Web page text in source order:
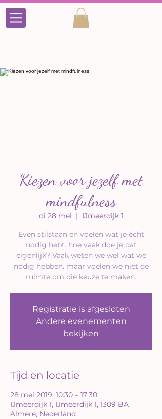
Kiezen voor jezelf met
mindfulness
di 28 mei
  |
IJmeerdijk 1
Even stilstaan en voelen wat je écht
nodig hebt. hoe vaak doe je dat
eigenlijk? Vaak weten we wel wat we
nodig hebben. maar voelen we niet de
ruimte om die keuze te maken.
Registratie is afgesloten
Andere evenementen
bekijken
Tijd en locatie
28 mei 2019, 10:30 – 17:30
IJmeerdijk 1, IJmeerdijk 1, 1309 BA
Almere, Nederland